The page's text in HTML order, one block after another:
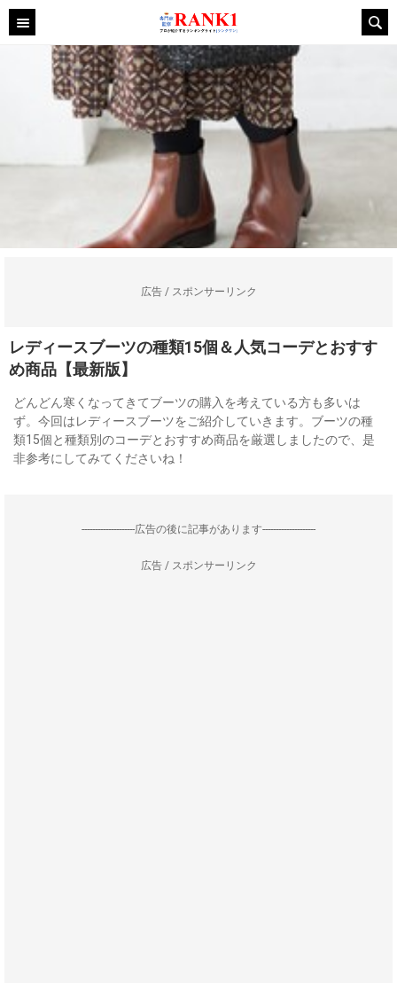
広告 / スポンサーリンク
レディースブーツの種類15個＆人気コーデとおすす
め商品【最新版】
どんどん寒くなってきてブーツの購入を考えている方も多いは
ず。今回はレディースブーツをご紹介していきます。ブーツの種
類15個と種類別のコーデとおすすめ商品を厳選しましたので、是
非参考にしてみてくださいね！
--------------------広告の後に記事があります--------------------
広告 / スポンサーリンク